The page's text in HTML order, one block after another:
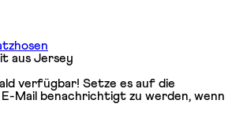
aus Jersey
verfügbar! Setze es auf die
Mail benachrichtigt zu werden, wenn